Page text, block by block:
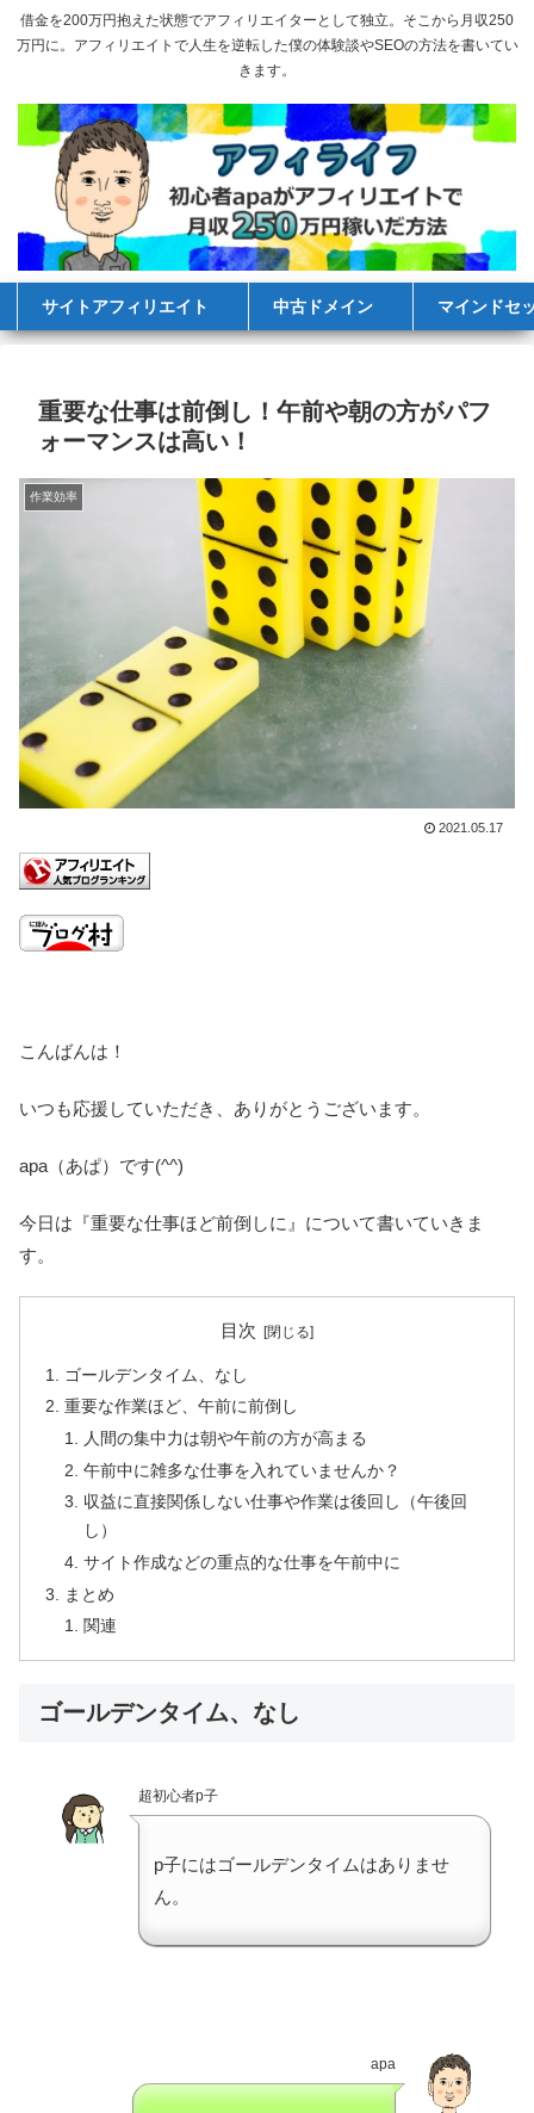
借金を200万円抱えた状態でアフィリエイターとして独立。そこから月収250
万円に。アフィリエイトで人生を逆転した僕の体験談やSEOの方法を書いてい
きます。
サイトアフィリエイト 中古ドメイン マインドセ
重要な仕事は前倒し！午前や朝の方がパフ
ォーマンスは高い！
作業効率
2021.05.17
こんばんは！
いつも応援していただき、ありがとうございます。
apa（あぱ）です(^^)
今日は『重要な仕事ほど前倒しに』について書いていきま
す。
目次
ゴールデンタイム、なし
重要な作業ほど、午前に前倒し
人間の集中力は朝や午前の方が高まる
午前中に雑多な仕事を入れていませんか？
収益に直接関係しない仕事や作業は後回し（午後回
し）
サイト作成などの重点的な仕事を午前中に
まとめ
関連
ゴールデンタイム、なし
超初心者p子
p子にはゴールデンタイムはありませ
ん。
apa